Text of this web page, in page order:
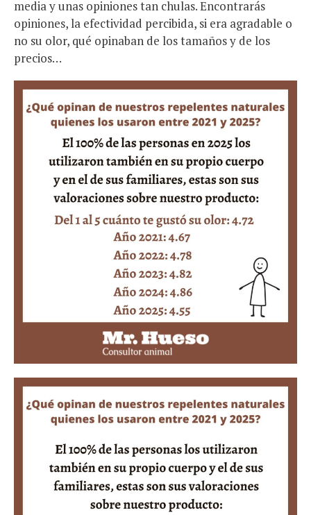
media y unas opiniones tan chulas. Encontrarás
opiniones, la efectividad percibida, si era agradable o
no su olor, qué opinaban de los tamaños y de los
precios…